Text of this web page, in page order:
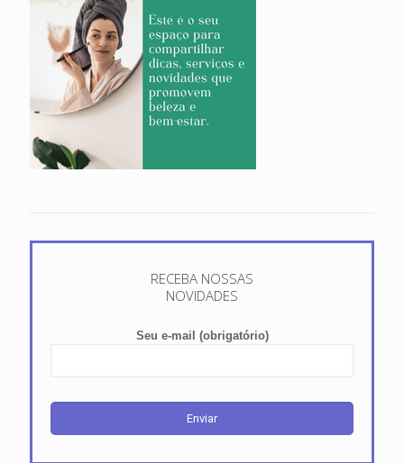
RECEBA NOSSAS
NOVIDADES
Seu e-mail (obrigatório)